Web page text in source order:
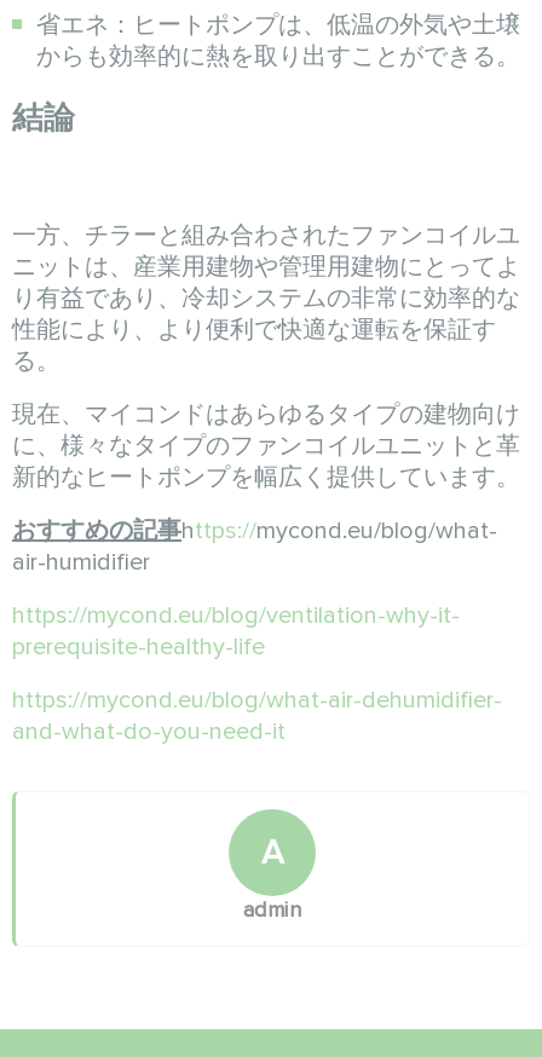
省エネ：ヒートポンプは、低温の外気や土壌
からも効率的に熱を取り出すことができる。
結論
一方、チラーと組み合わされたファンコイルユ
ニットは、産業用建物や管理用建物にとってよ
り有益であり、冷却システムの非常に効率的な
性能により、より便利で快適な運転を保証す
る。
現在、マイコンドはあらゆるタイプの建物向け
に、様々なタイプのファンコイルユニットと革
新的なヒートポンプを幅広く提供しています。
おすすめの記事https://mycond.eu/blog/what-
air-humidifier
https://mycond.eu/blog/ventilation-why-it-
prerequisite-healthy-life
https://mycond.eu/blog/what-air-dehumidifier-
and-what-do-you-need-it
A
admin